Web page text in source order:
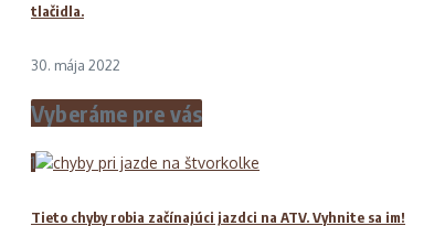
tlačidla.
30. mája 2022
Vyberáme pre vás
1
Tieto chyby robia začínajúci jazdci na ATV. Vyhnite sa im!